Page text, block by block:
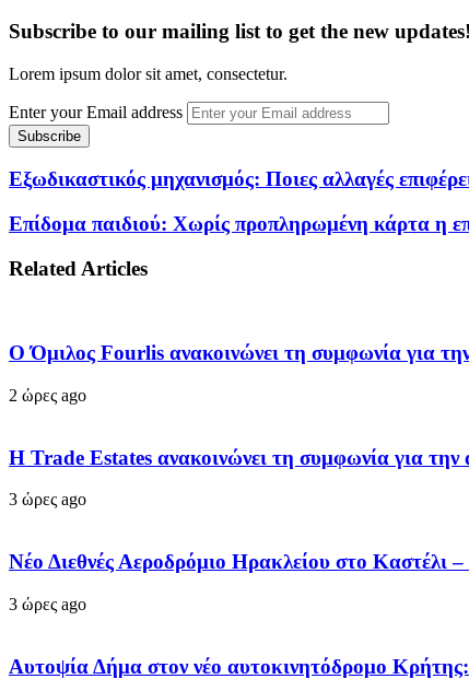
Subscribe to our mailing list to get the new updates!
Lorem ipsum dolor sit amet, consectetur.
Enter your Email address
Εξωδικαστικός μηχανισμός: Ποιες αλλαγές
Επίδομα παιδιού: Χωρίς προπληρωμένη κάρτα η
Related Articles
Ο Όμιλος Fourlis ανακοινώνει τη συμφωνία για
2 ώρες ago
Η Trade Estates ανακοινώνει τη συμφωνία για
3 ώρες ago
Νέο Διεθνές Αεροδρόμιο Ηρακλείου στο Καστέλι –
3 ώρες ago
Αυτοψία Δήμα στον νέο αυτοκινητόδρομο